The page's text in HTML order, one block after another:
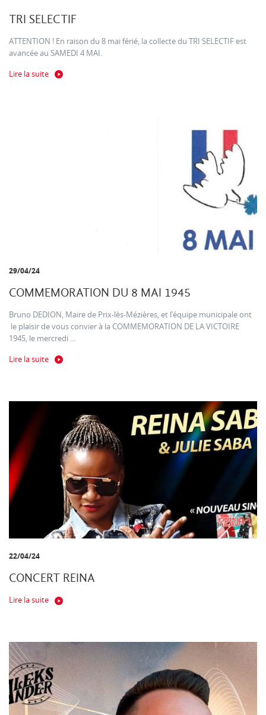
TRI SELECTIF
ATTENTION ! En raison du 8 mai férié, la collecte du TRI SELECTIF est
avancée au SAMEDI 4 MAI.
Lire la suite
29/04/24
COMMEMORATION DU 8 MAI 1945
Bruno DEDION, Maire de Prix-lès-Mézières, et l’équipe municipale ont
le plaisir de vous convier à la COMMEMORATION DE LA VICTOIRE
1945, le mercredi ...
Lire la suite
22/04/24
CONCERT REINA
Lire la suite